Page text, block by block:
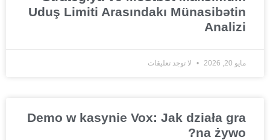
Uduş Limiti Arasındakı Münasibətin
Analizi
مايو 20, 2026 لا توجد تعليقات
Demo w kasynie Vox: Jak działa gra
na żywo?